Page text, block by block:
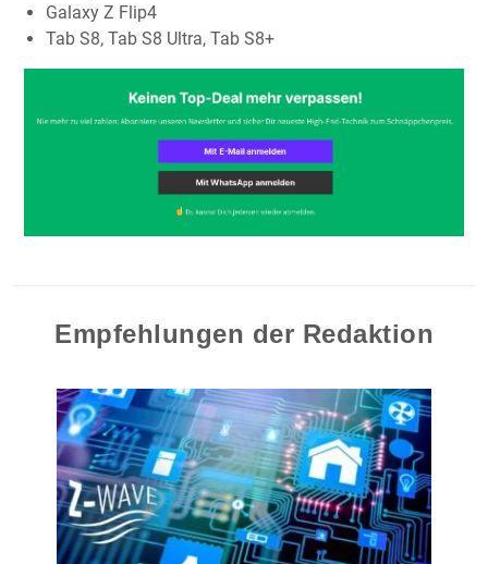
Galaxy Z Flip4
Tab S8, Tab S8 Ultra, Tab S8+
Empfehlungen der Redaktion